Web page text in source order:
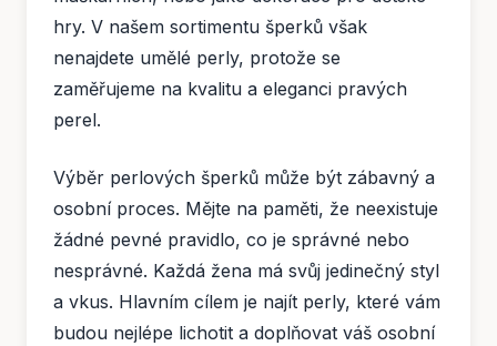
hry. V našem sortimentu šperků však
nenajdete umělé perly, protože se
zaměřujeme na kvalitu a eleganci pravých
perel.
Výběr perlových šperků může být zábavný a
osobní proces. Mějte na paměti, že neexistuje
žádné pevné pravidlo, co je správné nebo
nesprávné. Každá žena má svůj jedinečný styl
a vkus. Hlavním cílem je najít perly, které vám
budou nejlépe lichotit a doplňovat váš osobní